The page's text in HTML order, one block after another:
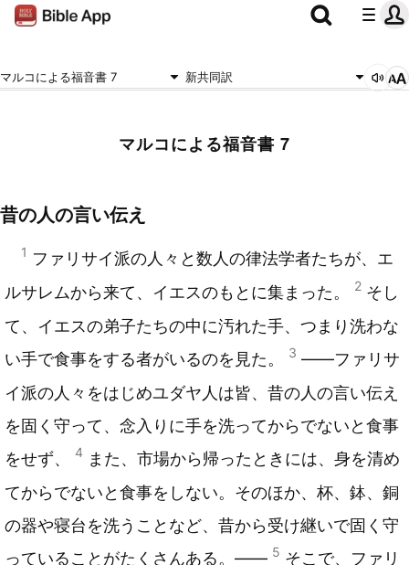
マルコによる福音書 7 新共同訳
マルコによる福音書 7
昔の人の言い伝え
1 ファリサイ派の人々と数人の律法学者たちが、エ
ルサレムから来て、イエスのもとに集まった。
2 そし
て、イエスの弟子たちの中に汚れた手、つまり洗わな
い手で食事をする者がいるのを見た。
3 ――ファリサ
イ派の人々をはじめユダヤ人は皆、昔の人の言い伝え
を固く守って、念入りに手を洗ってからでないと食事
をせず、
4 また、市場から帰ったときには、身を清め
てからでないと食事をしない。そのほか、杯、鉢、銅
の器や寝台を洗うことなど、昔から受け継いで固く守
っていることがたくさんある。―― 5 そこで、ファリ